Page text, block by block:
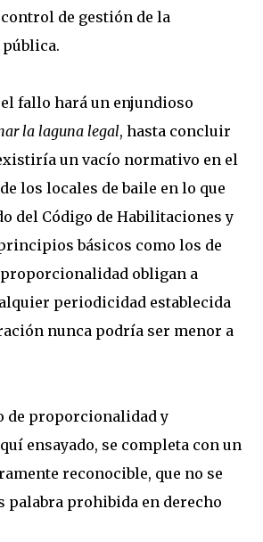
de gestión de la
fallo hará un enjundioso
la laguna legal, hasta concluir
un vacío normativo en el
los locales de baile en lo que
del Código de Habilitaciones y
básicos como los de
obligan a
periodicidad establecida
nunca podría ser menor a
de proporcionalidad y
ensayado, se completa con un
reconocible, que no se
palabra prohibida en derecho